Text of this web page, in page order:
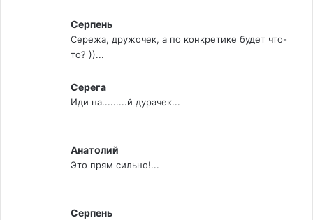
Серпень
Сережа, дружочек, а по конкретике будет что-
то? ))...
Серега
Иди на.........й дурачек...
Анатолий
Это прям сильно!...
Серпень